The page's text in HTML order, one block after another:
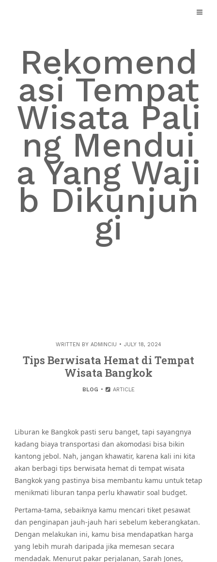
Rekomend
asi Tempat
Wisata Pali
ng Mendui
a Yang Waji
b Dikunjun
gi
WRITTEN BY ADMINCIU JULY 18, 2024
Tips Berwisata Hemat di Tempat
Wisata Bangkok
BLOG ARTICLE
Liburan ke Bangkok pasti seru banget, tapi sayangnya
kadang biaya transportasi dan akomodasi bisa bikin
kantong jebol. Nah, jangan khawatir, karena kali ini kita
akan berbagi tips berwisata hemat di tempat wisata
Bangkok yang pastinya bisa membantu kamu untuk tetap
menikmati liburan tanpa perlu khawatir soal budget.
Pertama-tama, sebaiknya kamu mencari tiket pesawat
dan penginapan jauh-jauh hari sebelum keberangkatan.
Dengan melakukan ini, kamu bisa mendapatkan harga
yang lebih murah daripada jika memesan secara
mendadak. Menurut pakar perjalanan, Sarah Jones,